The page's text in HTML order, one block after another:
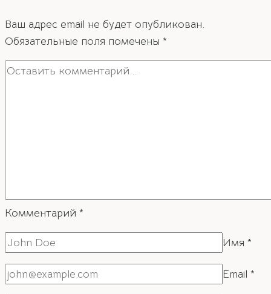
квартире.
Часть
2
Ваш адрес email не будет опубликован.
Обязательные поля помечены *
Комментарий *
Имя *
Email *